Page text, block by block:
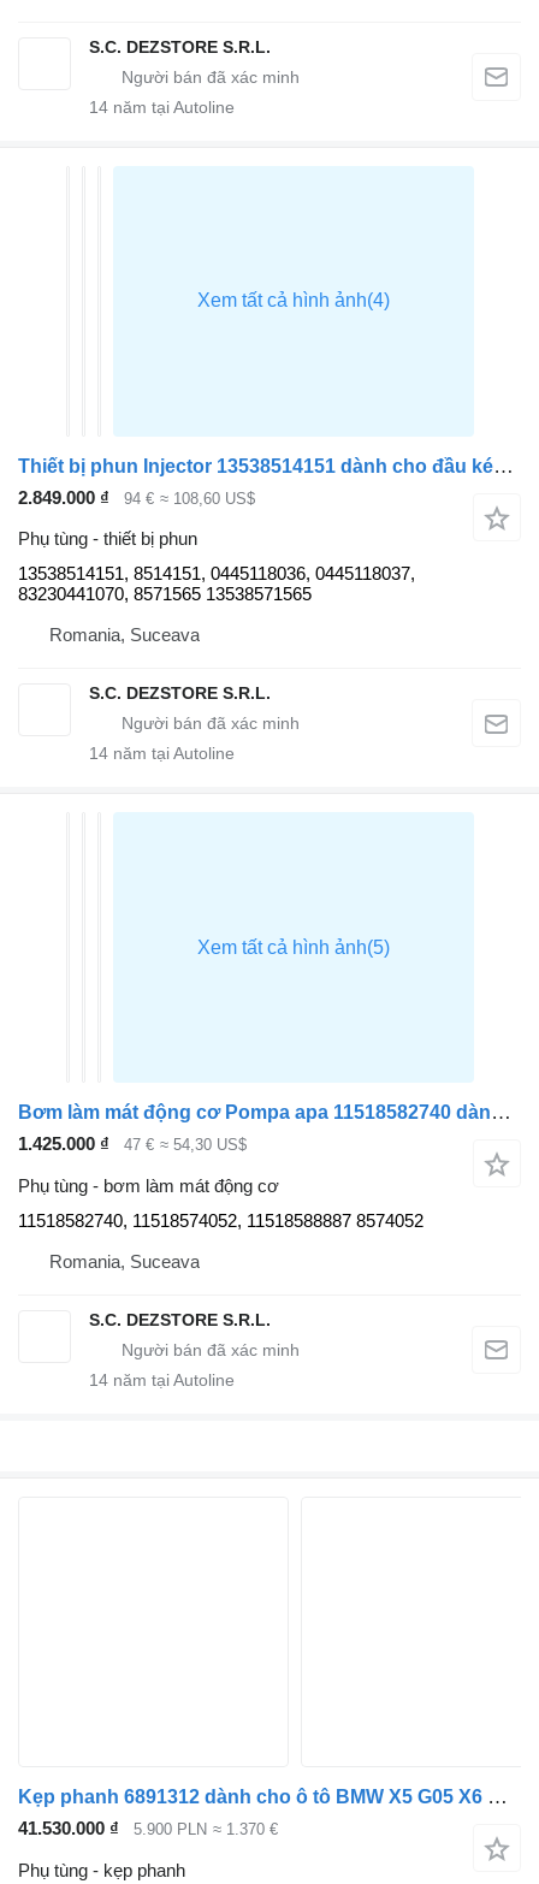
S.C. DEZSTORE S.R.L.
14 năm tại Autoline
Thiết bị phun Injector 13538514151 dành cho đầu kéo BMW X3
2.849.000 ₫ 94 € ≈ 108,60 US$
Phụ tùng - thiết bị phun
13538514151, 8514151, 0445118036, 0445118037,
83230441070, 8571565 13538571565
Romania, Suceava
S.C. DEZSTORE S.R.L.
14 năm tại Autoline
Bơm làm mát động cơ Pompa apa 11518582740 dành cho đầu kéo BMW X3
1.425.000 ₫ 47 € ≈ 54,30 US$
Phụ tùng - bơm làm mát động cơ
11518582740, 11518574052, 11518588887 8574052
Romania, Suceava
S.C. DEZSTORE S.R.L.
14 năm tại Autoline
Kẹp phanh 6891312 dành cho ô tô BMW X5 G05 X6 G06
41.530.000 ₫ 5.900 PLN ≈ 1.370 €
Phụ tùng - kẹp phanh